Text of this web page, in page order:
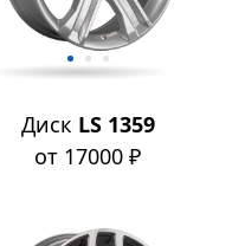
Диск LS 1359
от 17000 ₽